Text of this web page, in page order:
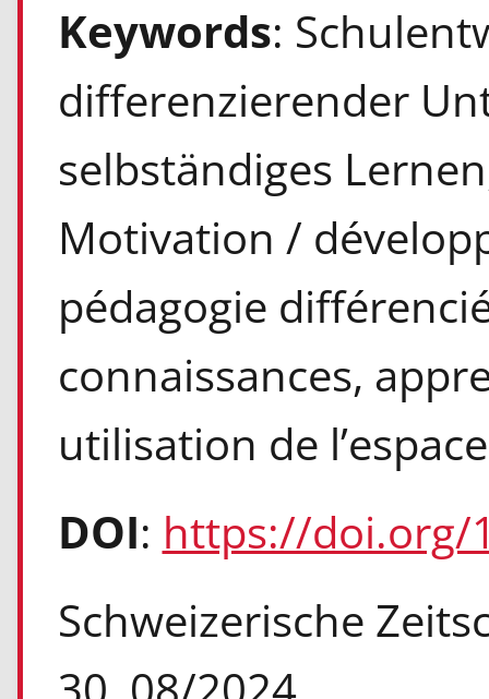
Keywords:
differenzierender
selbständiges
Motivation /
pédagogie
connaissances,
utilisation de
DOI: https://doi.org/
Schweizerische